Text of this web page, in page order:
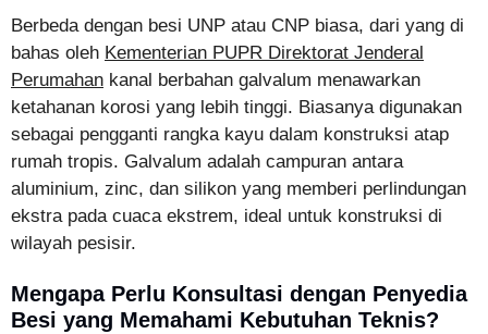
Berbeda dengan besi UNP atau CNP biasa, dari yang di
bahas oleh Kementerian PUPR Direktorat Jenderal
Perumahan kanal berbahan galvalum menawarkan
ketahanan korosi yang lebih tinggi. Biasanya digunakan
sebagai pengganti rangka kayu dalam konstruksi atap
rumah tropis. Galvalum adalah campuran antara
aluminium, zinc, dan silikon yang memberi perlindungan
ekstra pada cuaca ekstrem, ideal untuk konstruksi di
wilayah pesisir.
Mengapa Perlu Konsultasi dengan Penyedia
Besi yang Memahami Kebutuhan Teknis?